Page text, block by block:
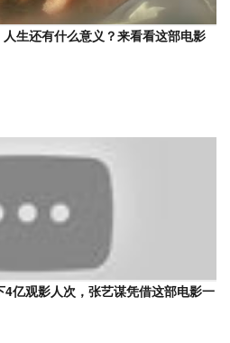
人生还有什么意义？来看看这部电影
4亿观影人次，张艺谋凭借这部电影一